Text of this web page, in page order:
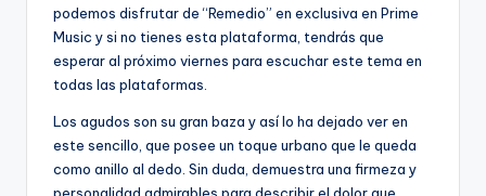
podemos disfrutar de “Remedio” en exclusiva en Prime
Music y si no tienes esta plataforma, tendrás que
esperar al próximo viernes para escuchar este tema en
todas las plataformas.
Los agudos son su gran baza y así lo ha dejado ver en
este sencillo, que posee un toque urbano que le queda
como anillo al dedo. Sin duda, demuestra una firmeza y